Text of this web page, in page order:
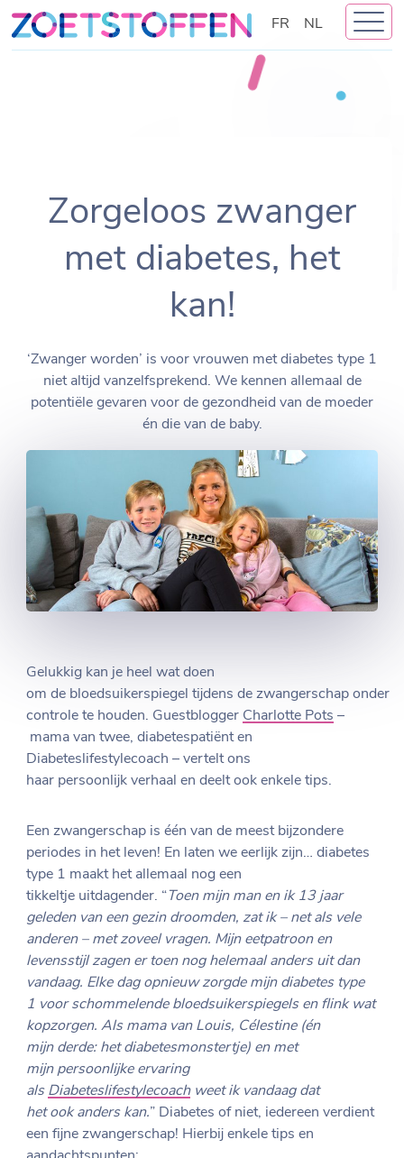
Skip
to
content
FR NL
Zorgeloos zwanger
met diabetes, het
kan!
‘Zwanger worden’ is voor vrouwen met diabetes type 1
niet altijd vanzelfsprekend. We kennen allemaal de
potentiële gevaren voor de gezondheid van de moeder
én die van de baby.
Gelukkig kan je heel wat doen
om de bloedsuikerspiegel tijdens de zwangerschap onder
controle te houden. Guestblogger Charlotte Pots –
mama van twee, diabetespatiënt en
Diabeteslifestylecoach – vertelt ons
haar persoonlijk verhaal en deelt ook enkele tips.
Een zwangerschap is één van de meest bijzondere
periodes in het leven! En laten we eerlijk zijn… diabetes
type 1 maakt het allemaal nog een
tikkeltje uitdagender. “ Toen mijn man en ik 13 jaar
geleden van een gezin droomden, zat ik – net als vele
anderen – met zoveel vragen. Mijn eetpatroon en
levensstijl zagen er toen nog helemaal anders uit dan
vandaag. Elke dag opnieuw zorgde mijn diabetes type
1 voor schommelende bloedsuikerspiegels en flink wat
kopzorgen. Als mama van Louis, Célestine (én
mijn derde: het diabetesmonstertje) en met
mijn persoonlijke ervaring
als Diabeteslifestylecoachweet ik vandaag dat
het ook anders kan.” Diabetes of niet, iedereen verdient
een fijne zwangerschap! Hierbij enkele tips en